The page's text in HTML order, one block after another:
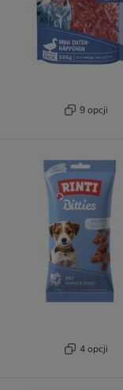
9 opcji
4 opcji